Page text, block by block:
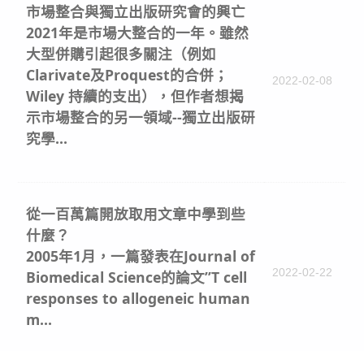
市場整合與獨立出版研究會的興亡
2021年是市場大整合的一年。雖然
大型併購引起很多關注（例如
Clarivate及Proquest的合併；
Wiley 持續的支出），但作者想揭
示市場整合的另一領域--獨立出版研
究學...
2022-02-08
從一百萬篇開放取用文章中學到些
什麼？
2005年1月，一篇發表在Journal of
Biomedical Science的論文”T cell
responses to allogeneic human
m...
2022-02-22